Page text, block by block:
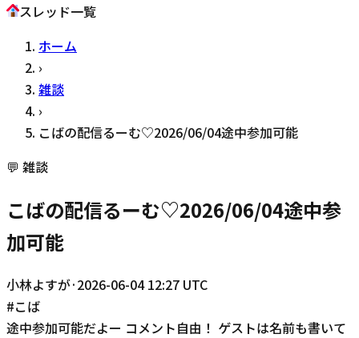
スレッド一覧
ホーム
›
雑談
›
こばの配信るーむ♡2026/06/04途中参加可能
💬 雑談
こばの配信るーむ♡2026/06/04途中参
加可能
小林よすが·2026-06-04 12:27 UTC
#こば
途中参加可能だよー コメント自由！ ゲストは名前も書いて